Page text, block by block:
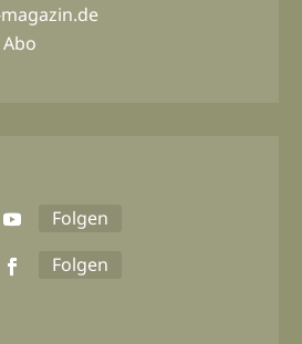
Abo
Folgen
Folgen